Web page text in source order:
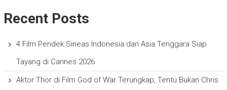
Recent Posts
4 Film Pendek Sineas Indonesia dan Asia Tenggara Siap
Tayang di Cannes 2026
Aktor Thor di Film God of War Terungkap, Tentu Bukan Chris